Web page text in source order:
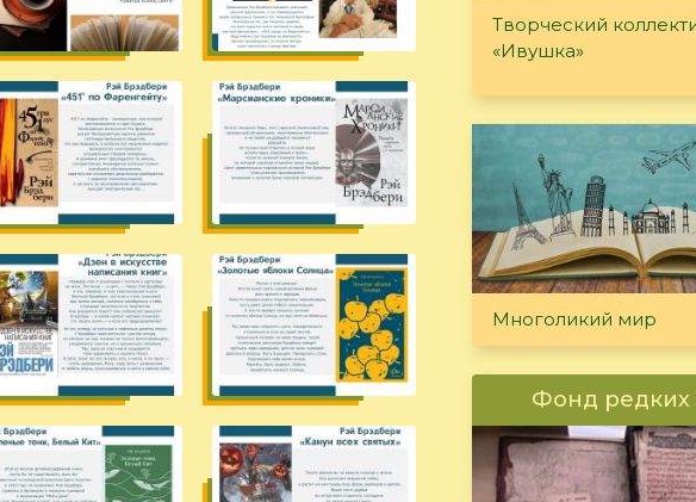
Творческий
«Ивушка»
Многоликий мир
Фонд редких